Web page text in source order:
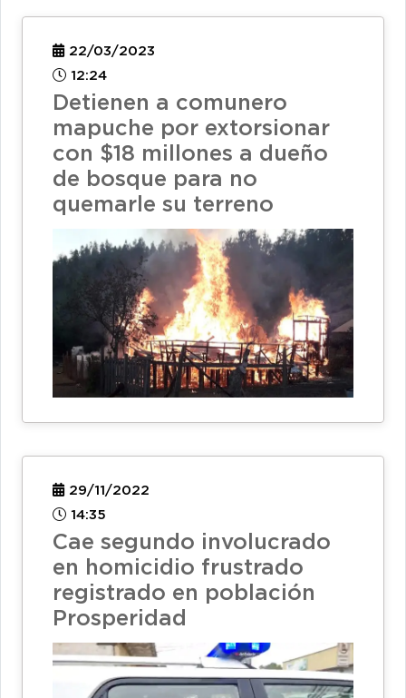
22/03/2023
12:24
Detienen a comunero
mapuche por extorsionar
con $18 millones a dueño
de bosque para no
quemarle su terreno
29/11/2022
14:35
Cae segundo involucrado
en homicidio frustrado
registrado en población
Prosperidad